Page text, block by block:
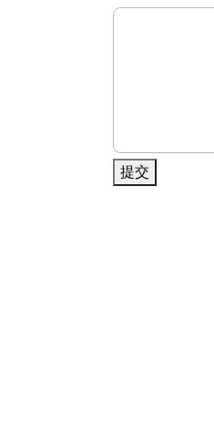
提交